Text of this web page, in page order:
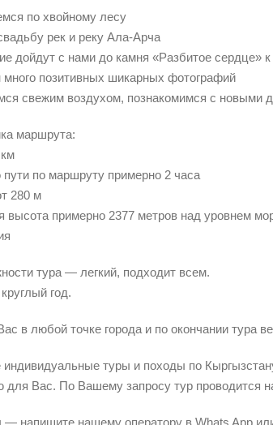
по хвойному лесу
рек и реку Ала-Арча
дойдут с нами до камня «Разбитое сердце»
позитивных шикарных фотографий
свежим воздухом, познакомимся с новыми
маршрута:
пути по маршруту примерно 2 часа
280 м
высота примерно 2377 метров над уровнем
тура — легкий, подходит всем.
год.
в любой точке города и по окончании тура
индивидуальные туры и походы по
для Вас. По Вашему запросу тур проводится
— напишите нашему оператору в Whats App